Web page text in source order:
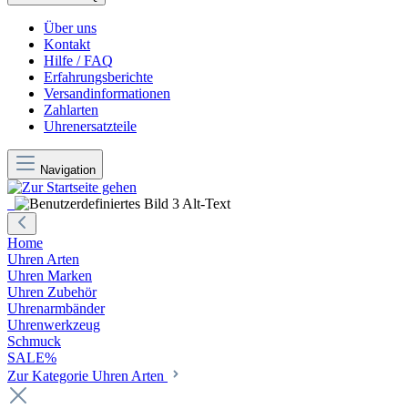
Über uns
Kontakt
Hilfe / FAQ
Erfahrungsberichte
Versandinformationen
Zahlarten
Uhrenersatzteile
Navigation
Home
Uhren Arten
Uhren Marken
Uhren Zubehör
Uhrenarmbänder
Uhrenwerkzeug
Schmuck
SALE%
Zur Kategorie Uhren Arten